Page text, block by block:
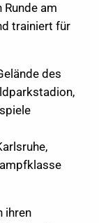
am
trainiert für
des
ihren